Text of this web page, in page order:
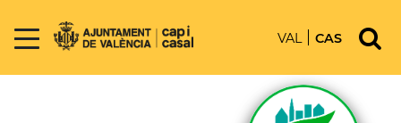
VAL CAS